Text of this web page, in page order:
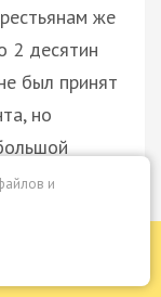
же
2 десятин
был принят
но
в
г. после
с
и